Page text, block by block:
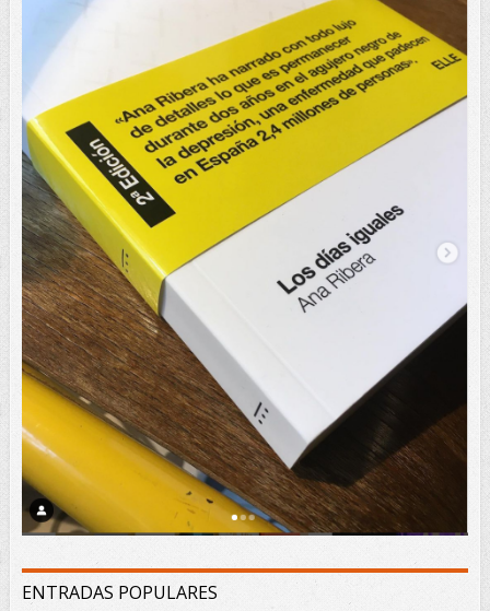
ENTRADAS POPULARES